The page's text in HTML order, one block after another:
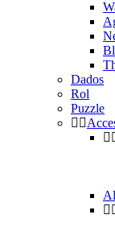
Dados
Rol
Puzzle